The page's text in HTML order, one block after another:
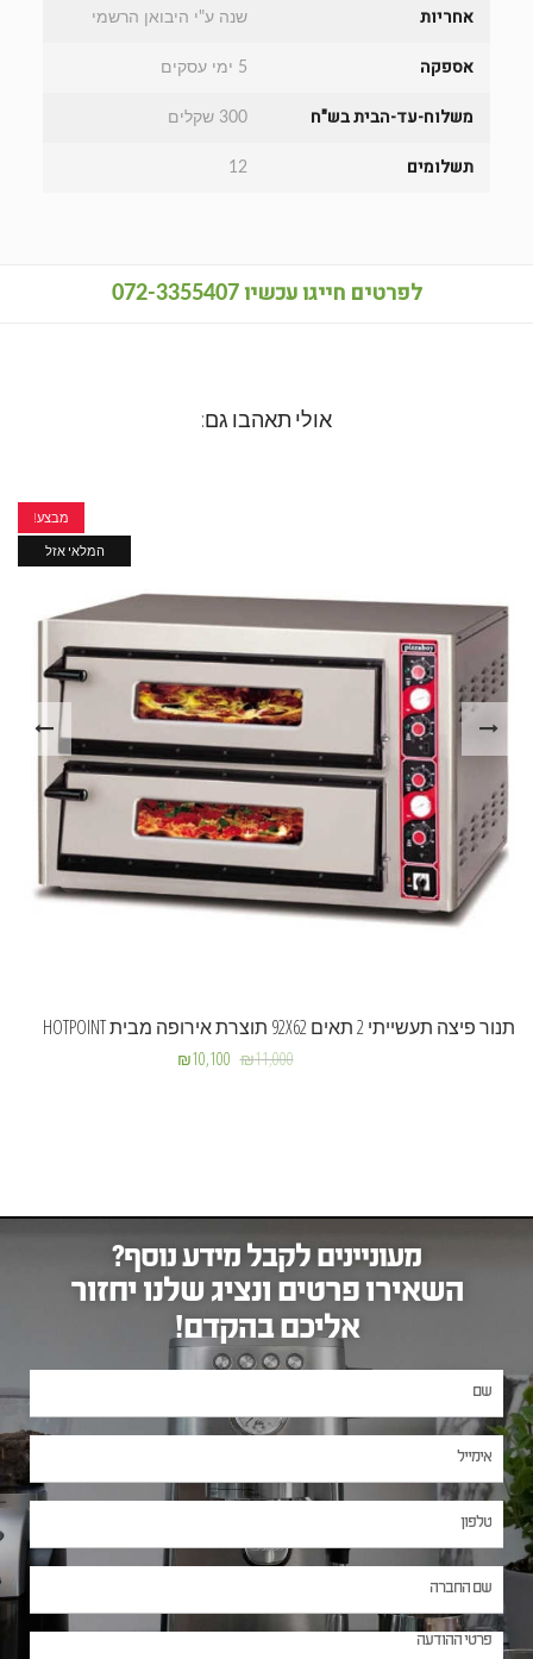
אחריות שנה ע"י היבואן הרשמי
אספקה 5 ימי עסקים
משלוח-עד-הבית בש"ח 300 שקלים
תשלומים 12
לפרטים חייגו עכשיו072-3355407
אולי תאהבו גם:
מבצע!
המלאי אזל
תנור פיצה תעשייתי 2 תאים 92X62 תוצרת אירופה מבית HOTPOINT
₪11,000
₪10,100
מעוניינים לקבל מידע נוסף?
השאירו פרטים ונציג שלנו יחזור
אליכם בהקדם!